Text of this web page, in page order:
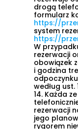
drogą
formularz
https://
system
https://
W
rezerwacji
obowiązek
i godzina
według ust.
14. Każda
rezerwacji
jego
rygorem